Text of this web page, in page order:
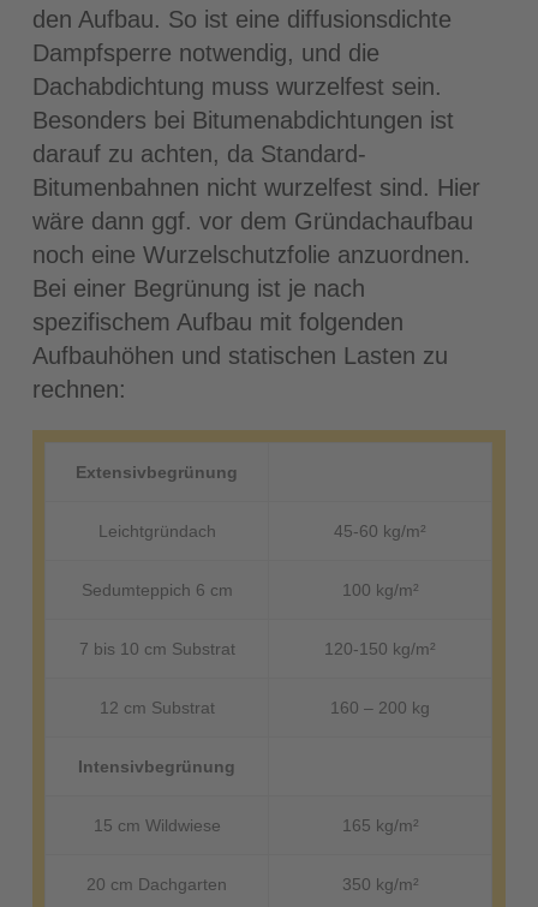
den Aufbau. So ist eine diffusionsdichte
Dampfsperre notwendig, und die
Dachabdichtung muss wurzelfest sein.
Besonders bei Bitumenabdichtungen ist
darauf zu achten, da Standard-
Bitumenbahnen nicht wurzelfest sind. Hier
wäre dann ggf. vor dem Gründachaufbau
noch eine Wurzelschutzfolie anzuordnen.
Bei einer Begrünung ist je nach
spezifischem Aufbau mit folgenden
Aufbauhöhen und statischen Lasten zu
rechnen:
Extensivbegrünung
Leichtgründach 45-60 kg/m²
Sedumteppich 6 cm 100 kg/m²
7 bis 10 cm Substrat 120-150 kg/m²
12 cm Substrat 160 – 200 kg
Intensivbegrünung
15 cm Wildwiese 165 kg/m²
20 cm Dachgarten 350 kg/m²